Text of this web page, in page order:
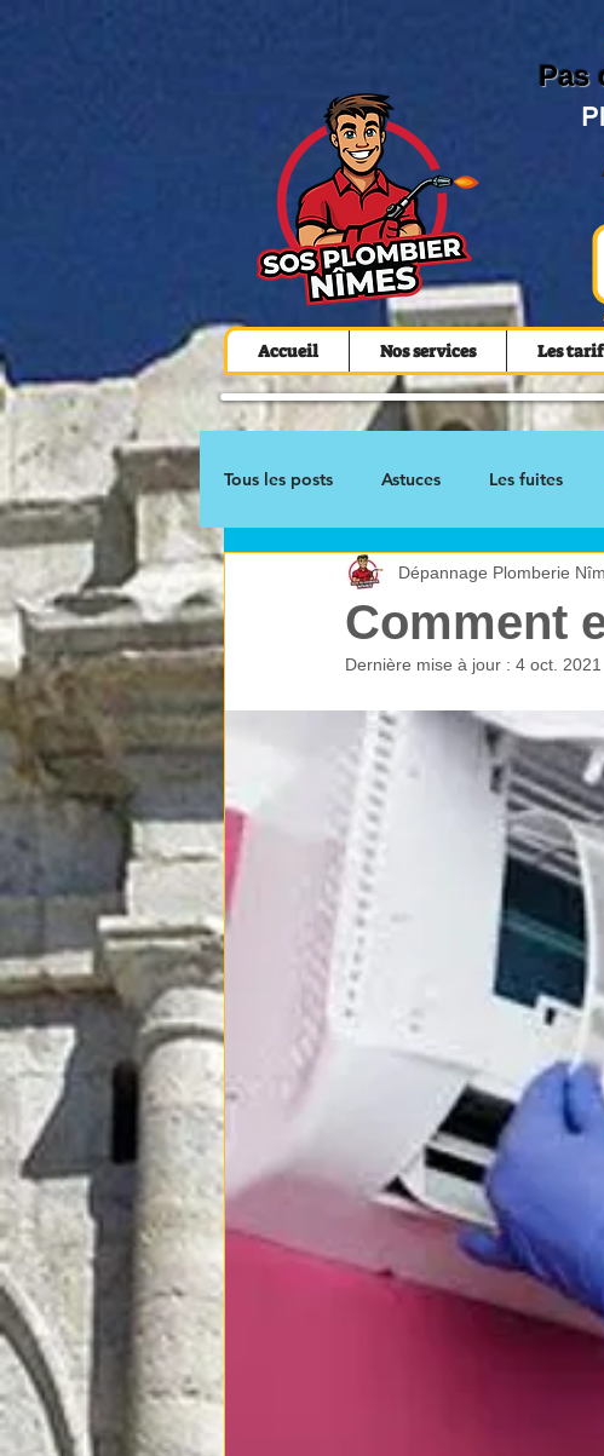
Pas
Accueil Nos services Les
Tous les posts Astuces Les fuites
Les climatiseurs Les éléments
Comment
Dépannage Plomberie
Dernière mise à jour : 4 oct. 2021